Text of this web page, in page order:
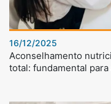
16/12/2025
Aconselhamento
total: fundamental